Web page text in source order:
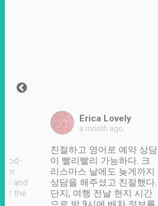
and
the
Erica Lovely
a month ago
친절하고 영어로 예약 상담
이 빨리빨리 가능하다. 크
리스마스 날에도 늦게까지
상담을 해주셨고 친절했다.
단지, 여행 전날 현지 시간